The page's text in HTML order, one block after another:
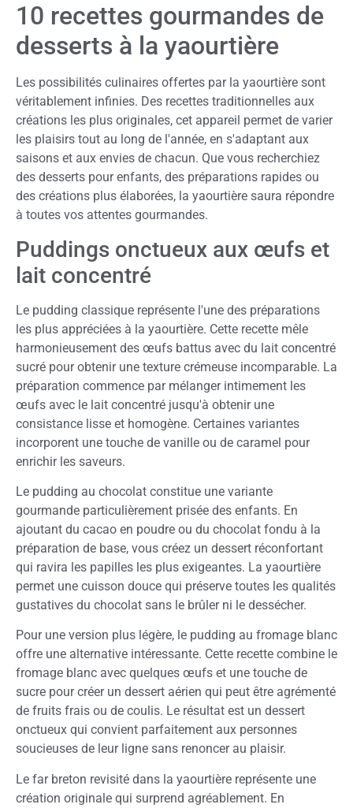
10 recettes gourmandes de
desserts à la yaourtière
Les possibilités culinaires offertes par la yaourtière sont
véritablement infinies. Des recettes traditionnelles aux
créations les plus originales, cet appareil permet de varier
les plaisirs tout au long de l'année, en s'adaptant aux
saisons et aux envies de chacun. Que vous recherchiez
des desserts pour enfants, des préparations rapides ou
des créations plus élaborées, la yaourtière saura répondre
à toutes vos attentes gourmandes.
Puddings onctueux aux œufs et
lait concentré
Le pudding classique représente l'une des préparations
les plus appréciées à la yaourtière. Cette recette mêle
harmonieusement des œufs battus avec du lait concentré
sucré pour obtenir une texture crémeuse incomparable. La
préparation commence par mélanger intimement les
œufs avec le lait concentré jusqu'à obtenir une
consistance lisse et homogène. Certaines variantes
incorporent une touche de vanille ou de caramel pour
enrichir les saveurs.
Le pudding au chocolat constitue une variante
gourmande particulièrement prisée des enfants. En
ajoutant du cacao en poudre ou du chocolat fondu à la
préparation de base, vous créez un dessert réconfortant
qui ravira les papilles les plus exigeantes. La yaourtière
permet une cuisson douce qui préserve toutes les qualités
gustatives du chocolat sans le brûler ni le dessécher.
Pour une version plus légère, le pudding au fromage blanc
offre une alternative intéressante. Cette recette combine le
fromage blanc avec quelques œufs et une touche de
sucre pour créer un dessert aérien qui peut être agrémenté
de fruits frais ou de coulis. Le résultat est un dessert
onctueux qui convient parfaitement aux personnes
soucieuses de leur ligne sans renoncer au plaisir.
Le far breton revisité dans la yaourtière représente une
création originale qui surprend agréablement. En